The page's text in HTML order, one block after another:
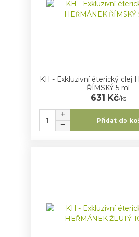
KH - Exkluzivní éterický olej
ŘÍMSKÝ 5 ml
631 Kč/ks
Přidat do